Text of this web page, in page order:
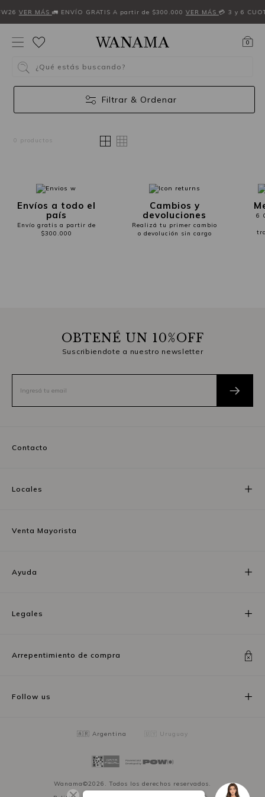
VER MÁS 🚛 ENVÍO GRATIS A partir de $300.000 VER MÁS 💳 3 y 6
0
¿Qué estás buscando?
Filtrar & Ordenar
0 productos
Envíos a todo el
país
Envío gratis a partir de
$300.000
Cambios y
devoluciones
Realizá tu primer cambio
o devolución sin cargo
6
OBTENÉ UN 10%OFF
Suscribiendote a nuestro newsletter
Contacto
Locales
Venta Mayorista
Ayuda
Legales
Arrepentimiento de compra
Follow us
🇦🇷 Argentina 🇺🇾 Uruguay
Wanama©2026. Todos los derechos reservados.